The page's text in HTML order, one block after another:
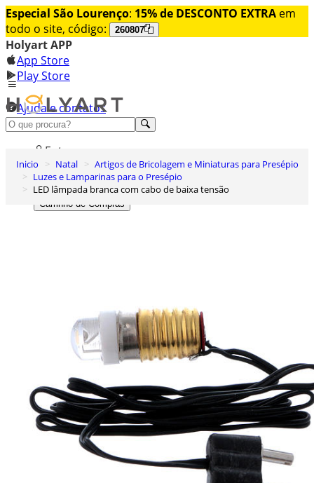
Especial São Lourenço: 15% de DESCONTO EXTRA em
todo o site, código:
260807
Holyart APP
App Store
Play Store
Ajuda e contatos
Conheça premium
Entrar
Lista de Desejos
0
Carrinho de Compras
Inicio Natal
Artigos de Bricolagem e Miniaturas para Presépio
Luzes e Lamparinas para o Presépio
LED lâmpada branca com cabo de baixa tensão